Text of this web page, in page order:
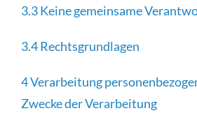
3.3 Keine gemeinsame
3.4 Rechtsgrundlagen
4 Verarbeitung
Zwecke der Verarbeitung